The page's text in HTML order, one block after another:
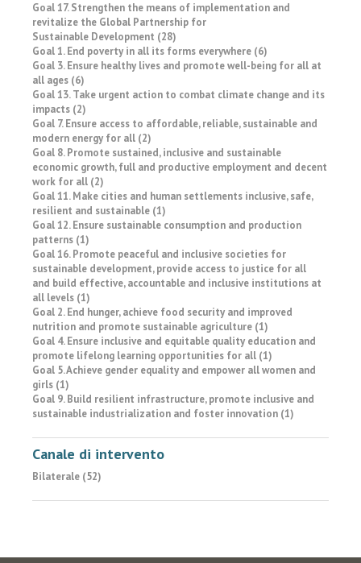
Goal 17. Strengthen the means of implementation and
revitalize the Global Partnership for
Sustainable Development (28)
Goal 1. End poverty in all its forms everywhere (6)
Goal 3. Ensure healthy lives and promote well-being for all at
all ages (6)
Goal 13. Take urgent action to combat climate change and its
impacts (2)
Goal 7. Ensure access to affordable, reliable, sustainable and
modern energy for all (2)
Goal 8. Promote sustained, inclusive and sustainable
economic growth, full and productive employment and decent
work for all (2)
Goal 11. Make cities and human settlements inclusive, safe,
resilient and sustainable (1)
Goal 12. Ensure sustainable consumption and production
patterns (1)
Goal 16. Promote peaceful and inclusive societies for
sustainable development, provide access to justice for all
and build effective, accountable and inclusive institutions at
all levels (1)
Goal 2. End hunger, achieve food security and improved
nutrition and promote sustainable agriculture (1)
Goal 4. Ensure inclusive and equitable quality education and
promote lifelong learning opportunities for all (1)
Goal 5. Achieve gender equality and empower all women and
girls (1)
Goal 9. Build resilient infrastructure, promote inclusive and
sustainable industrialization and foster innovation (1)
Canale di intervento
Bilaterale (52)